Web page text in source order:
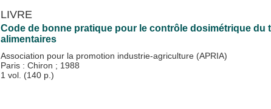
LIVRE
Code de bonne pratique pour le contrôle dosimétrique du
alimentaires
Association pour la promotion industrie-agriculture (APRIA)
Paris : Chiron ; 1988
1 vol. (140 p.)